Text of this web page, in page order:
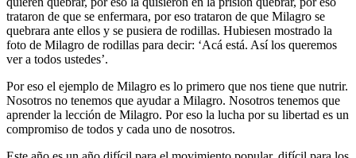
trataron de que se enfermara, por eso trataron de que Milagro se
quebrara ante ellos y se pusiera de rodillas. Hubiesen mostrado la
foto de Milagro de rodillas para decir: ‘Acá está. Así los queremos
ver a todos ustedes’.
Por eso el ejemplo de Milagro es lo primero que nos tiene que nutrir.
Nosotros no tenemos que ayudar a Milagro. Nosotros tenemos que
aprender la lección de Milagro. Por eso la lucha por su libertad es un
compromiso de todos y cada uno de nosotros.